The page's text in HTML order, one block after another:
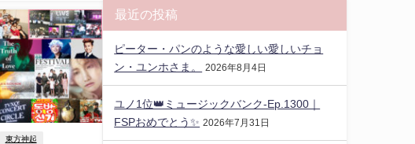
東方神起
最近の投稿
ピーター・パンのような愛しい愛しいチョ
ン・ユンホさま。
2026年8月4日
ユノ1位👑ミュージックバンク-Ep.1300｜
FSPおめでとう✨️ 2026年7月31日